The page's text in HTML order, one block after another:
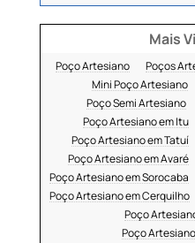
Mais
Poço Artesiano Poços
Mini Poço Artesiano
Poço Semi Artesiano
Poço Artesiano em Itu
Poço Artesiano em Tatuí
Poço Artesiano em Avaré
Poço Artesiano em Sorocaba
Poço Artesiano em Cerquilho
Poço
Poço